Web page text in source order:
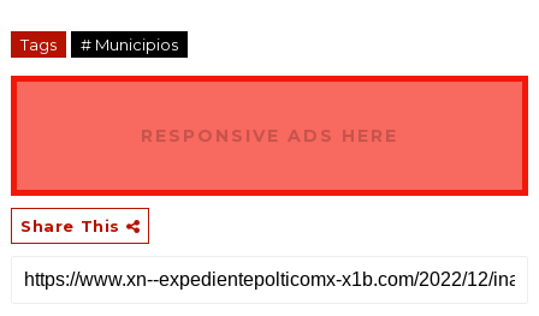
Tags # Municipios
RESPONSIVE ADS HERE
Share This